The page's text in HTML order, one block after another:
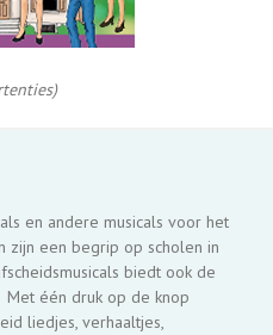
en andere musicals voor het
zijn een begrip op scholen in
biedt ook de
één druk op de knop
liedjes, verhaaltjes,